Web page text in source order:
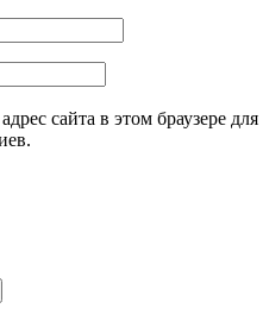
сайта в этом браузере для